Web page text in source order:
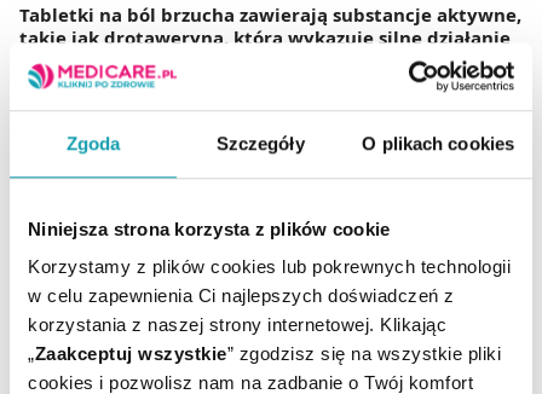
Zgoda Szczegóły O plikach cookies
Niniejsza strona korzysta z plików cookie
Korzystamy z plików cookies lub pokrewnych technologii
w celu zapewnienia Ci najlepszych doświadczeń z
korzystania z naszej strony internetowej. Klikając
„Zaakceptuj wszystkie” zgodzisz się na wszystkie pliki
cookies i pozwolisz nam na zadbanie o Twój komfort
Tabletki na ból brzucha zawierają substancje aktywne,
takie jak drotaweryna, która wykazuje silne działanie
rozkurczowe.Składnik ten skutecznie rozluźnia mięśnie
gładkie przewodu pokarmowego oraz łagodzi bolesne
skurcze dróg żółciowych pacjenta. Hioscyna to kolejna
w leczeniu silnych bólów o charakterze skurczowym. Leki te
są skuteczne w opanowywaniu dolegliwości towarzyszących
jamy brzusznej.
Ibuprofen działa przeciwbólowo i przeciwzapalnie, co
jest istotne przy bólach brzucha spowodowanych
przez różne infekcje.Substancja ta hamuje syntezę
prostaglandyn, które odpowiadają za powstawanie
bolesnych napięć oraz silnych stanów zapalnych.
Paracetamol jest bezpieczną alternatywą dla ibuprofenu, bo